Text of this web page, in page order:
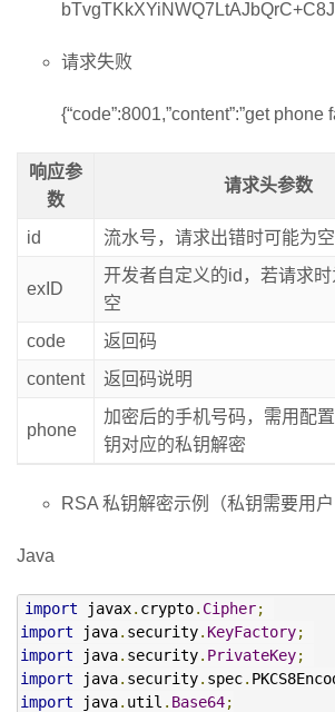
请求失败
{“code”:8001,”content”:”get phone
响应参
数
请求头参数
id
流水号，请求出错时可能为空
exID
开发者自定义的id，若请求
空
code
返回码
content
返回码说明
phone
加密后的手机号码，需用配
钥对应的私钥解密
RSA 私钥解密示例（私钥需要用户
Java
import javax. crypto. Cipher;
import java. security. KeyFactory;
import java. security. PrivateKey;
import java. security. spec.
import java. util . Base64;